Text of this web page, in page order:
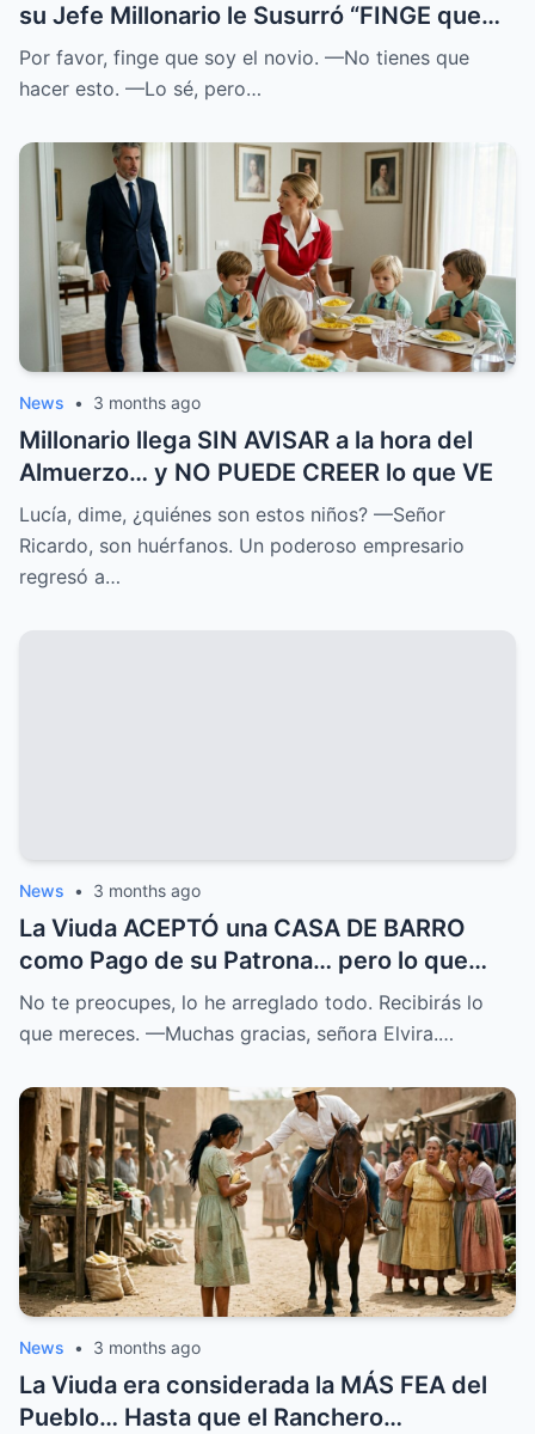
su Jefe Millonario le Susurró “FINGE que
SOY el NOVIO”
Por favor, finge que soy el novio. —No tienes que
hacer esto. —Lo sé, pero…
News • 3 months ago
Millonario llega SIN AVISAR a la hora del
Almuerzo… y NO PUEDE CREER lo que VE
Lucía, dime, ¿quiénes son estos niños? —Señor
Ricardo, son huérfanos. Un poderoso empresario
regresó a…
News • 3 months ago
La Viuda ACEPTÓ una CASA DE BARRO
como Pago de su Patrona… pero lo que
ENCONTRÓ lo CAMBIO TODO
No te preocupes, lo he arreglado todo. Recibirás lo
que mereces. —Muchas gracias, señora Elvira.…
News • 3 months ago
La Viuda era considerada la MÁS FEA del
Pueblo… Hasta que el Ranchero